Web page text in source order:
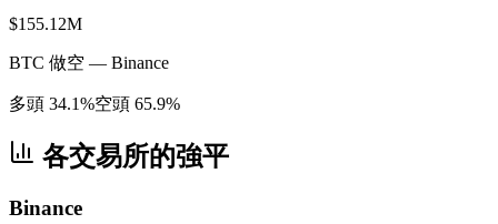
$155.12M
BTC 做空 — Binance
多頭 34.1%空頭 65.9%
各交易所的強平
Binance